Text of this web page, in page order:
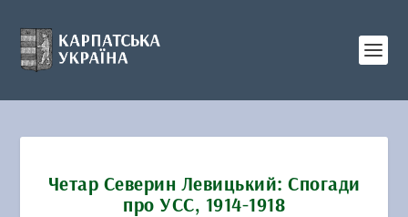
Четар Северин Левицький: Спогади
про УСС, 1914-1918